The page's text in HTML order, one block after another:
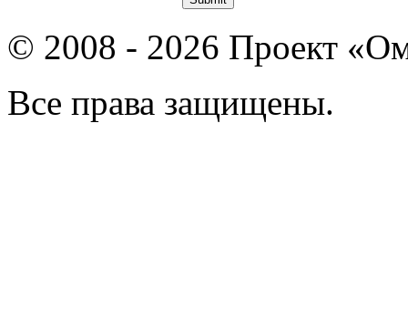
© 2008 - 2026 Проект
Все права защищены.